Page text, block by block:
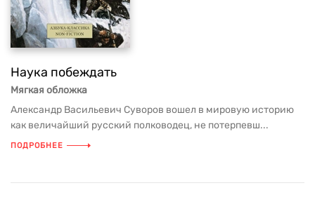
Наука побеждать
Мягкая обложка
Александр Васильевич Суворов вошел в мировую историю
как величайший русский полководец, не потерпевш...
ПОДРОБНЕЕ